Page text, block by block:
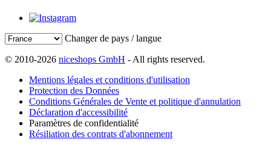
Changer de pays / langue
© 2010-2026 niceshops GmbH - All rights reserved.
Mentions légales et conditions d'utilisation
Protection des Données
Conditions Générales de Vente et politique d'annulation
Déclaration d'accessibilité
Paramètres de confidentialité
Résiliation des contrats d'abonnement